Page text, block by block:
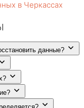
в Черкассах
данные?